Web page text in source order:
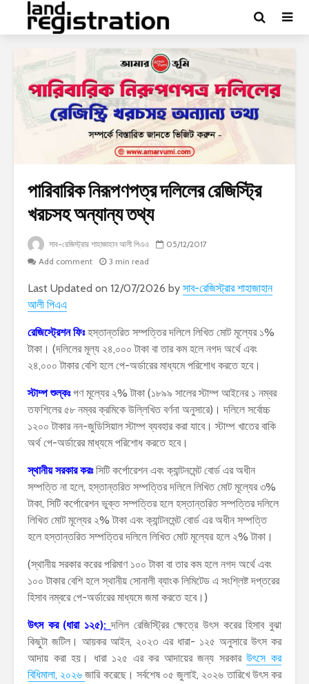
পারিবারিক নিরূপণপত্র দলিলের রেজিস্ট্রি
খরচসহ অন্যান্য তথ্য
সাব-রেজিস্ট্রার শাহাজাহান আলী পিএএ
05/12/2017
Add comment
3 min read
Last Updated on 12/07/2026 by সাব-রেজিস্ট্রার শাহাজাহান
আলী পিএএ
রেজিস্ট্রেশন ফিঃহস্তান্তরিত সম্পত্তির দলিলে লিখিত মোট মূল্যের ১%
টাকা। (দলিলের মূল্য ২৪,০০০ টাকা বা তার কম হলে নগদ অর্থে এবং
২৪,০০০ টাকার বেশি হলে পে-অর্ডারের মাধ্যমে পরিশোধ করতে হবে।
স্টাম্প শুল্কঃপণ মূল্যের ২% টাকা (১৮৯৯ সালের স্টাম্প আইনের ১ নম্বর
তফশিলের ৫৮ নম্বর ক্রমিকে উল্লিখিত বর্ণনা অনুসারে)। দলিলে সর্বোচ্চ
১২০০ টাকার নন-জুডিসিয়াল স্টাম্প ব্যবহার করা যাবে। স্টাম্প খাতের বাকি
অর্থ পে-অর্ডারের মাধ্যমে পরিশোধ করতে হবে।
স্থানীয় সরকার করঃসিটি কর্পোরেশন এবং ক্যান্টনমেন্ট বোর্ড এর অধীন
সম্পত্তি না হলে, হস্তান্তরিত সম্পত্তির দলিলে লিখিত মোট মূল্যের ৩%
টাকা, সিটি কর্পোরেশন ভুক্ত সম্পত্তির হলে হস্তান্তরিত সম্পত্তির দলিলে
লিখিত মোট মূল্যের ২% টাকা এবং ক্যান্টনমেন্ট বোর্ড এর অধীন সম্পত্তি
হলে হস্তান্তরিত সম্পত্তির দলিলে লিখিত মোট মূল্যের হলে ২% টাকা।
(স্থানীয় সরকার করের পরিমাণ ১০০ টাকা বা তার কম হলে নগদ অর্থে এবং
১০০ টাকার বেশি হলে স্থানীয় সোনালী ব্যাংক লিমিটেড এ সংশ্লিষ্ট দপ্তরের
হিসাব নম্বরে পে-অর্ডারের মাধ্যমে জমা করতে হবে।)
উৎস কর (ধারা ১২৫):দলিল রেজিস্ট্রির ক্ষেত্রে উৎস করের হিসাব বুঝা
কিছুটা জটিল। আয়কর আইন, ২০২৩ এর ধারা- ১২৫ অনুসারে উৎস কর
আদায় করা হয়। ধারা ১২৫ এর কর আদায়ের জন্য সরকারউৎসে কর
বিধিমালা, ২০২৬জারি করেছে। সর্বশেষ ০৫ জুলাই, ২০২৬ তারিখে উৎস কর